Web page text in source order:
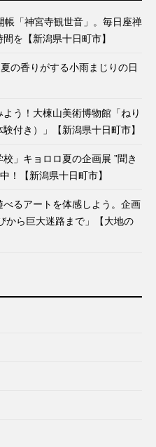
「神宮寺観世音」。毎日座禅
を【新潟県十日町市】
の香りがする小雨まじりの日
う！大棟山美術博物館「ねり
付き）」【新潟県十日町市】
」キョロロ夏の企画展 ”聞き
！【新潟県十日町市】
るアートを体感しよう。企画
ら巨大迷路まで」【大地の